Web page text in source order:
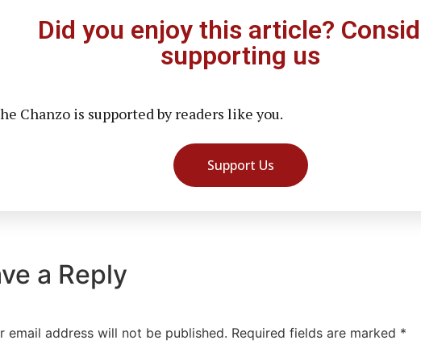
Did you enjoy this article?
supporting us
Chanzo is supported by readers like you.
Support Us
a Reply
email address will not be published. Required fields are marked *